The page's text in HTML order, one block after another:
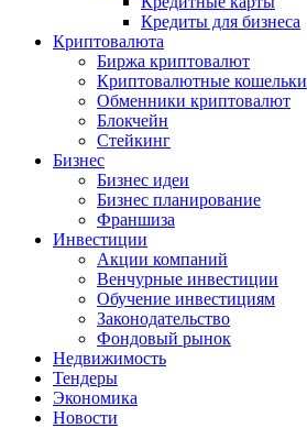
Кредиты для бизнеса
Криптовалюта
Биржа криптовалют
Криптовалютные кошельки
Обменники криптовалют
Блокчейн
Стейкинг
Бизнес
Бизнес идеи
Бизнес планирование
Франшиза
Инвестиции
Акции компаний
Венчурные инвестиции
Обучение инвестициям
Законодательство
Фондовый рынок
Недвижимость
Тендеры
Экономика
Новости